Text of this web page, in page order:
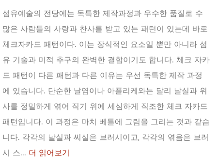
섬유예술의 전당에는 독특한 제작과정과 우수한 품질로 수
많은 사람들의 사랑과 찬사를 받고 있는 패턴이 있는데 바로
체크자카드 패턴이다. 이는 장식적인 요소일 뿐만 아니라 섬
유 기술과 미적 추구의 완벽한 결합이기도 합니다. 체크 자카
드 패턴이 다른 패턴과 다른 이유는 우선 독특한 제작 과정
에 있습니다. 단순한 날염이나 아플리케와는 달리 날실과 위
사를 정밀하게 엮어 직기 위에 세심하게 직조한 체크 자카드
패턴입니다. 이 과정은 마치 베틀에 그림을 그리는 것과 같습
니다. 각각의 날실과 씨실은 브러시이고, 각각의 엮음은 브러
시 스... 더 읽어보기